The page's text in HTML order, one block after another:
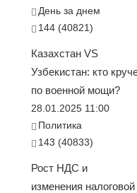
День за днем
144 (40821)
Казахстан VS
Узбекистан: кто
по военной мощи?
28.01.2025 11:00
Политика
143 (40833)
Рост НДС и
изменения налоговой